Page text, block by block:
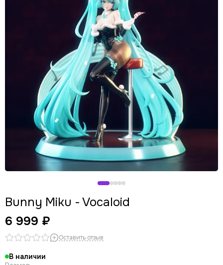
Bunny Miku - Vocaloid
6 999 ₽
Оставить отзыв
В наличии